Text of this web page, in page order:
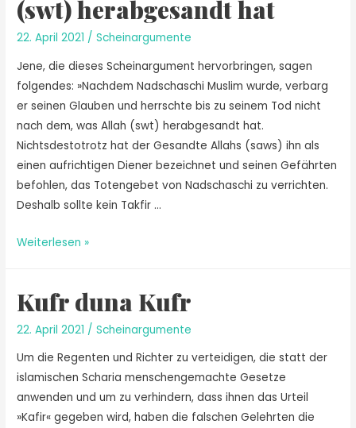
(swt) herabgesandt hat
22. April 2021 /Scheinargumente
Jene, die dieses Scheinargument hervorbringen, sagen
folgendes: »Nachdem Nadschaschi Muslim wurde, verbarg
er seinen Glauben und herrschte bis zu seinem Tod nicht
nach dem, was Allah (swt) herabgesandt hat.
Nichtsdestotrotz hat der Gesandte Allahs (saws) ihn als
einen aufrichtigen Diener bezeichnet und seinen Gefährten
befohlen, das Totengebet von Nadschaschi zu verrichten.
Deshalb sollte kein Takfir …
Weiterlesen »
Kufr duna Kufr
22. April 2021 /Scheinargumente
Um die Regenten und Richter zu verteidigen, die statt der
islamischen Scharia menschengemachte Gesetze
anwenden und um zu verhindern, dass ihnen das Urteil
»Kafir« gegeben wird, haben die falschen Gelehrten die